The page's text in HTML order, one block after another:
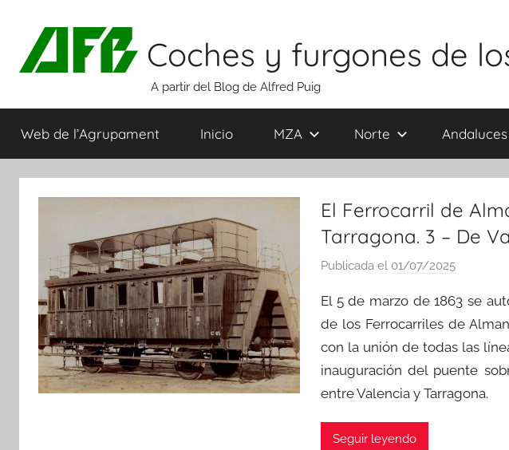
contenido
Coches y furgones de
A partir del Blog de Alfred Puig
Web de l’Agrupament Inicio MZA Norte Andaluces
El Ferrocarril de
Tarragona. 3 – De
Publicada el 01/07/2025p
r
a
d
m
i
El 5 de marzo de 1863 se
de los Ferrocarriles de
con la unión de todas las
inauguración del puente
entre Valencia y Tarragona.
Seguir leyendo